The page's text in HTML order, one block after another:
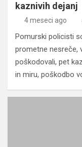
kaznivih dejanj
4 meseci ago
Pomurski policisti
prometne nesreče,
poškodovali, pet
in miru, poškodbo